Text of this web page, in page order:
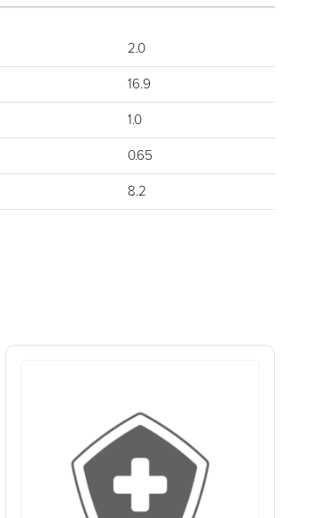
2.0
16.9
1.0
0.65
8.2